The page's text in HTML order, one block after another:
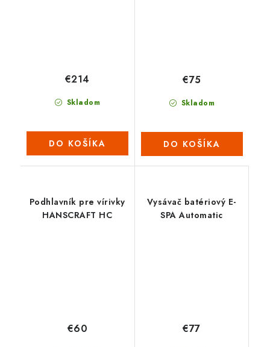
Skladom
€214
DO KOŠÍKA
Skladom
€75
DO KOŠÍKA
Podhlavník pre vírivky
HANSCRAFT HC
€60
Vysávač batériový E-
SPA Automatic
€77